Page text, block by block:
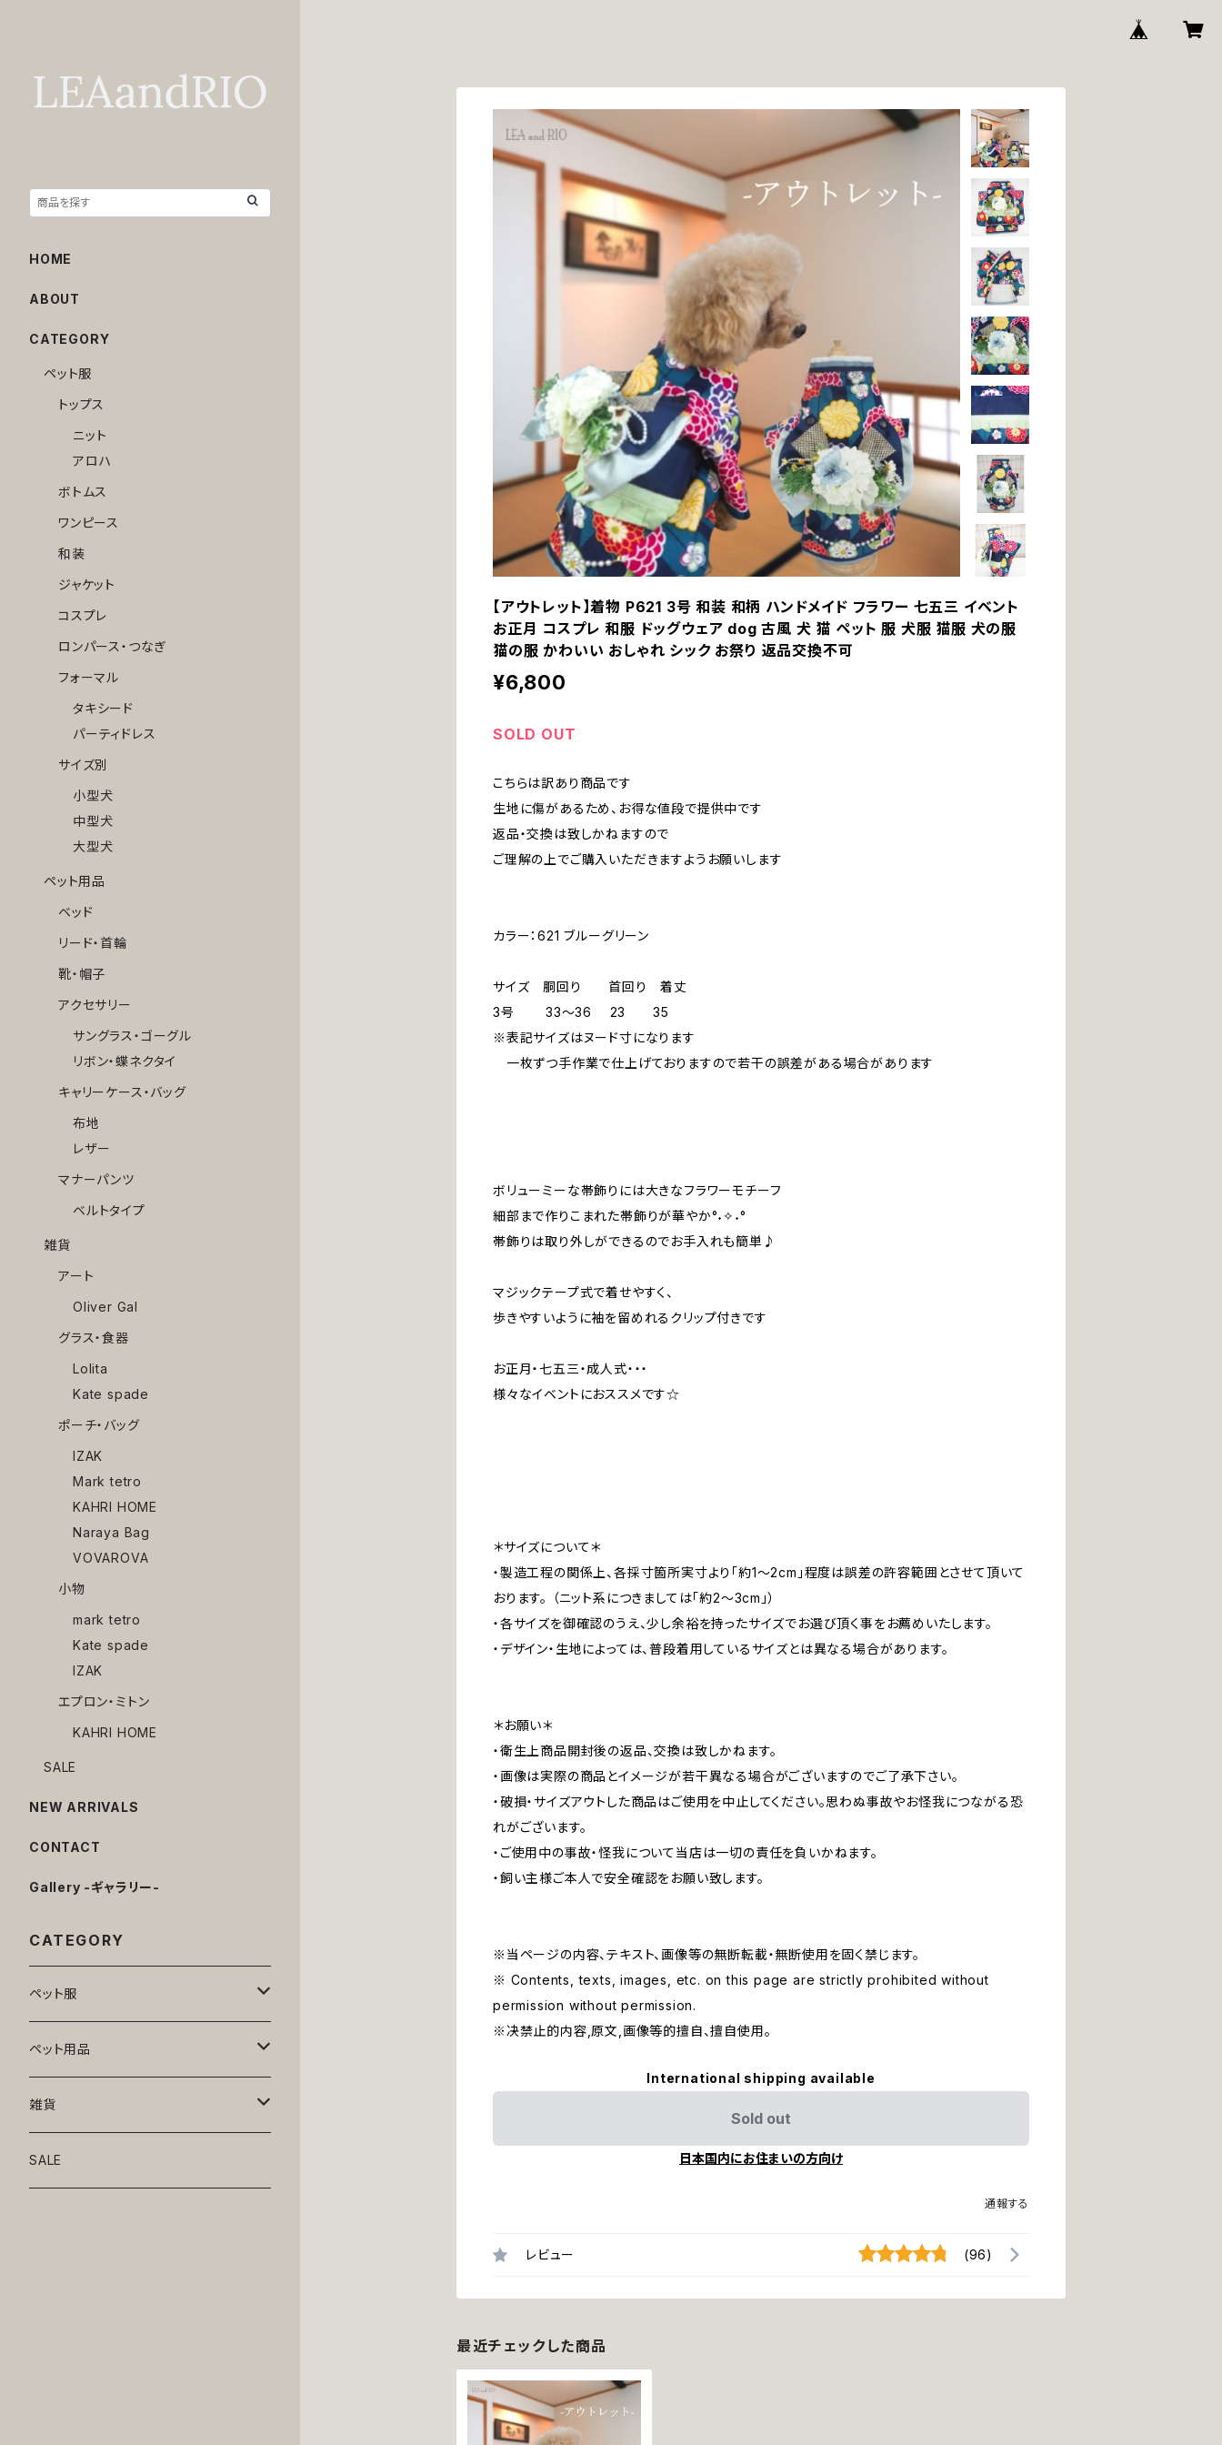
【アウトレット】着物 P621 3号 和装 和柄 ハンドメイド フラワー 七五三 イベント
お正月 コスプレ 和服 ドッグウェア dog 古風 犬 猫 ペット 服 犬服 猫服 犬の服
猫の服 かわいい おしゃれ シック お祭り 返品交換不可
¥6,800
SOLD OUT
こちらは訳あり商品です
生地に傷があるため、お得な値段で提供中です
返品・交換は致しかねますので
ご理解の上でご購入いただきますようお願いします
カラー：621 ブルーグリーン
サイズ 胴回り 首回り 着丈
3号 33～36 23 35
※表記サイズはヌード寸になります
一枚ずつ手作業で仕上げておりますので若干の誤差がある場合があります
ボリューミーな帯飾りには大きなフラワーモチーフ
細部まで作りこまれた帯飾りが華やか°˖✧˖°
帯飾りは取り外しができるのでお手入れも簡単♪
マジックテープ式で着せやすく、
歩きやすいように袖を留めれるクリップ付きです
お正月・七五三・成人式・・・
様々なイベントにおススメです☆
＊サイズについて＊
・製造工程の関係上、各採寸箇所実寸より「約1～2cm」程度は誤差の許容範囲とさせて頂いて
おります。 （ニット系につきましては「約2～3cm」）
・各サイズを御確認のうえ、少し余裕を持ったサイズでお選び頂く事をお薦めいたします。
・デザイン・生地によっては、普段着用しているサイズとは異なる場合があります。
＊お願い＊
・衛生上商品開封後の返品、交換は致しかねます。
・画像は実際の商品とイメージが若干異なる場合がございますのでご了承下さい。
・破損・サイズアウトした商品はご使用を中止してください。思わぬ事故やお怪我につながる恐
れがございます。
・ご使用中の事故・怪我について当店は一切の責任を負いかねます。
・飼い主様ご本人で安全確認をお願い致します。
※当ページの内容、テキスト、画像等の無断転載・無断使用を固く禁じます。
※ Contents, texts, images, etc. on this page are strictly prohibited without
permission without permission.
※决禁止的内容,原文,画像等的擅自、擅自使用。
International shipping available
Sold out
日本国内にお住まいの方向け
通報する
レビュー (96)
最近チェックした商品
HOME
ABOUT
CATEGORY
ペット服
トップス
ニット
アロハ
ボトムス
ワンピース
和装
ジャケット
コスプレ
ロンパース・つなぎ
フォーマル
タキシード
パーティドレス
サイズ別
小型犬
中型犬
大型犬
ペット用品
ベッド
リード・首輪
靴・帽子
アクセサリー
サングラス・ゴーグル
リボン・蝶ネクタイ
キャリーケース・バッグ
布地
レザー
マナーパンツ
ベルトタイプ
雑貨
アート
Oliver Gal
グラス・食器
Lolita
Kate spade
ポーチ・バッグ
IZAK
Mark tetro
KAHRI HOME
Naraya Bag
VOVAROVA
小物
mark tetro
Kate spade
IZAK
エプロン・ミトン
KAHRI HOME
SALE
NEW ARRIVALS
CONTACT
Gallery -ギャラリー-
CATEGORY
ペット服
トップス
ニット
アロハ
ボトムス
ワンピース
ペット用品
ベッド
リード・首輪
雑貨
アート
SALE